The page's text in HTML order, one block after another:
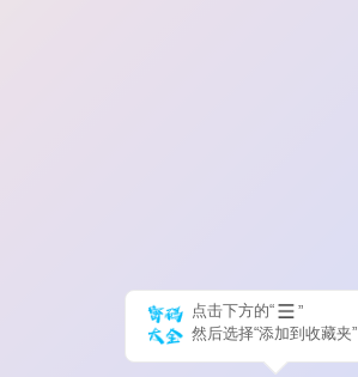
点击下方的“
”
然后选择“添加到收藏夹”